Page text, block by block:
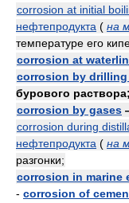
corrosion at initial
нефтепродукта ( на
температуре его
corrosion at
corrosion by drilling
бурового раствора;
corrosion by gases
corrosion during
нефтепродукта ( на
разгонки;
corrosion in marine
- corrosion of